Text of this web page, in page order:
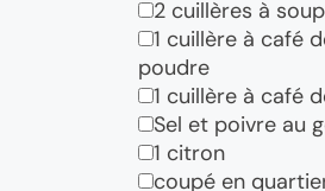
▢
2 cuillères à
▢
1 cuillère à café
poudre
▢
1 cuillère à café
▢
Sel et poivre au
▢
1 citron
▢
coupé en